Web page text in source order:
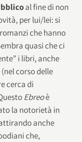
al fine di non
per lui/lei: si
che hanno
quasi che ci
i libri, anche
corso delle
cerca di
Ebreoè
la notorietà in
anche
che,